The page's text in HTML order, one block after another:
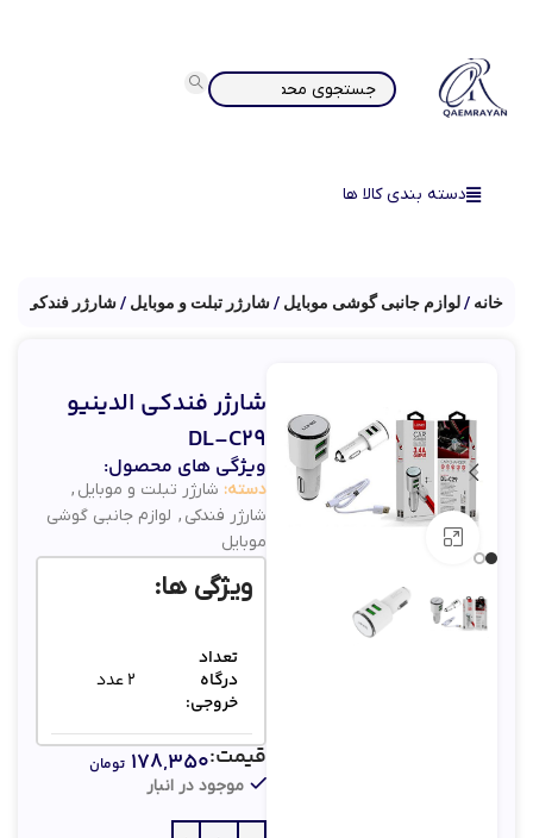
دسته بندی کالا ها
خانه لوازم جانبی گوشی موبایل شارژر تبلت و موبایل شارژر فندکی
شارژر فندکی الدینیو
DL-C29
ویژگی های محصول:
دسته: شارژر تبلت و موبایل ,
شارژر فندکی , لوازم جانبی گوشی
موبایل
ویژگی ها:
تعداد
درگاه
خروجی:
2 عدد
قابلیت
فست شارژ:
موجود در انبار
قیمت:۱۷۸,۳۵۰ تومان